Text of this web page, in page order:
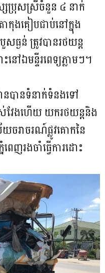
ប្រុសស្រីចំនួន ៤ នាក់
កុងគៀបជាប់នៅក្នុង
សធ្ងន់ ត្រូវបានរថយន្ត
នៅឯមន្ទីរពេទ្យភ្លាមៗ។
នបានទំនាក់ទំនងទៅ
ស់វែងហើយ យករថយន្តនិង
យចរាចរណ៍ផ្លូវគោកនៃ
ពេញរងចាំធ្វើការដោះ